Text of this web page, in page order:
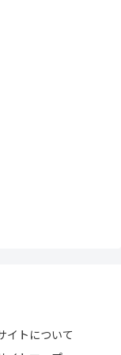
イトについて